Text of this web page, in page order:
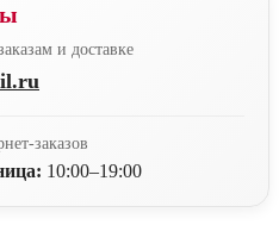
и доставке
заказов
10:00–19:00